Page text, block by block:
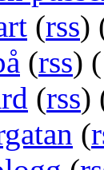
(rss)
(rss)
(rss)
(